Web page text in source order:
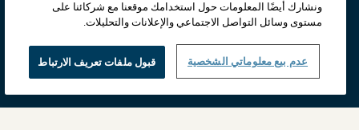
الصفحة الرئيسية
ونشارك أيضًا المعلومات حول استخدامك موقعنا مع شركائنا على
مستوى وسائل التواصل الاجتماعي والإعلانات والتحليلات.
قبول ملفات تعريف الارتباط عدم بيع معلوماتي الشخصية